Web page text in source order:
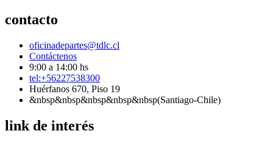
contacto
oficinadepartes@tdlc.cl
Contáctenos
9:00 a 14:00 hs
tel:+56227538300
Huérfanos 670, Piso 19
&nbsp&nbsp&nbsp&nbsp&nbsp(Santiago-Chile)
link de interés